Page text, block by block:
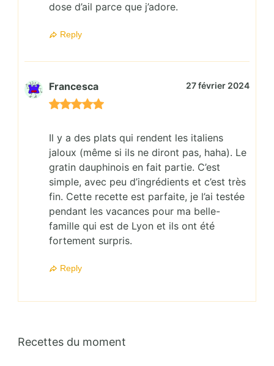
dose d’ail parce que j’adore.
Reply
Francesca 27 février 2024
Il y a des plats qui rendent les italiens
jaloux (même si ils ne diront pas, haha). Le
gratin dauphinois en fait partie. C’est
simple, avec peu d’ingrédients et c’est très
fin. Cette recette est parfaite, je l’ai testée
pendant les vacances pour ma belle-
famille qui est de Lyon et ils ont été
fortement surpris.
Reply
Recettes du moment